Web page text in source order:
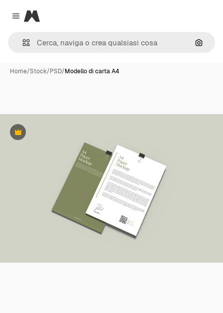
Close menu
Magnific
Cerca
Home/Stock/PSD/Modello di carta A4
Premium